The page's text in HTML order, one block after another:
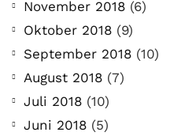
November 2018 (6)
Oktober 2018 (9)
September 2018 (10)
August 2018 (7)
Juli 2018 (10)
Juni 2018 (5)